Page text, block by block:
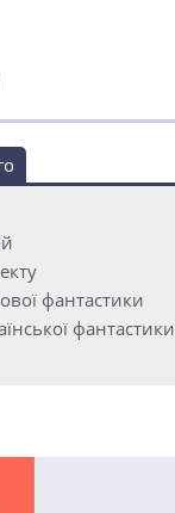
фантастики
фантастики